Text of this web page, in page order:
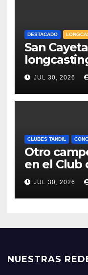
DESTACADO
San
JUL 30, 2026
CLUBES TANDIL
Otro
en el Club
JUL 30, 2026
NUESTRAS